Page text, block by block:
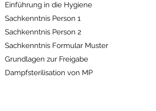
Einführung in die Hygiene
Sachkenntnis Person 1
Sachkenntnis Person 2
Sachkenntnis Formular Muster
Grundlagen zur Freigabe
Dampfsterilisation von MP